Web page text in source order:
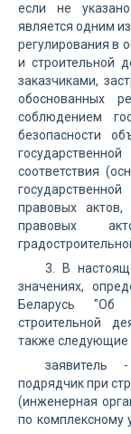
если не
является одним
регулирования в
и строительной
заказчиками,
обоснованных
соблюдением
безопасности
соответствия
правовых
правовых
3. В
значениях,
Беларусь "Об
строительной
также следующие
заявитель
подрядчик при
(инженерная
по комплексному